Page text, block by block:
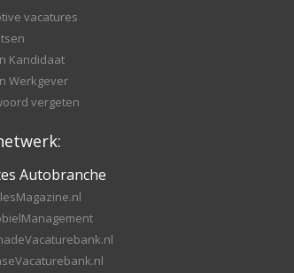
vacatures
Kandidaat
Werkgever
vergeten
Autobranche